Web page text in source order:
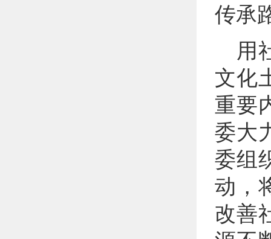
传承
用
文化
重要
委大
委组
动，
改善